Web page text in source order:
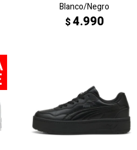
Blanco/Negro
$4.990